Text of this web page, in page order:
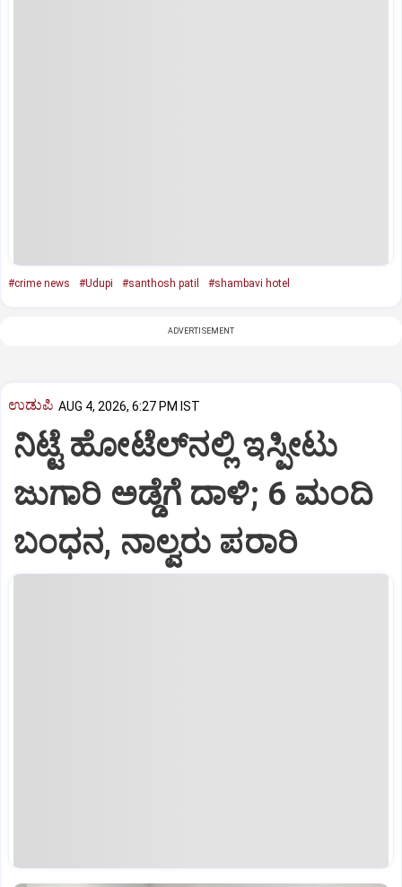
#crime news #Udupi #santhosh patil #shambavi hotel
ADVERTISEMENT
ಉಡುಪಿ AUG 4, 2026, 6:27 PM IST
ನಿಟ್ಟೆ ಹೋಟೆಲ್‌ನಲ್ಲಿ ಇಸ್ಪೀಟು
ಜುಗಾರಿ ಅಡ್ಡೆಗೆ ದಾಳಿ; 6 ಮಂದಿ
ಬಂಧನ, ನಾಲ್ವರು ಪರಾರಿ